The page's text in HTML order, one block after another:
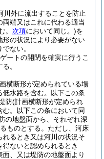
川外に流出することを防止
端又はこれに代わる適当
。 次項において同じ。)を
形の状況により必要がない
ない。
ートの開閉を確実に行うこ
。
横断形が定められている場
水路を含む。以下この条
防(計画横断形が定められ
。以下この条において同
の地盤面から、それぞれ深
ものとする。 ただし、河床
るとき又は河川の状況そ
ないと認められるとき
、又は堤防の地盤面より